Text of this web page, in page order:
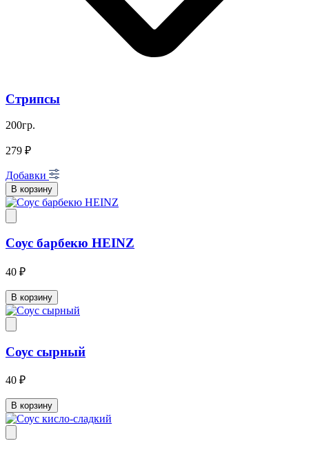
Стрипсы
200гр.
279 ₽
Добавки
В корзину
Соус барбекю HEINZ
40 ₽
В корзину
Соус сырный
40 ₽
В корзину